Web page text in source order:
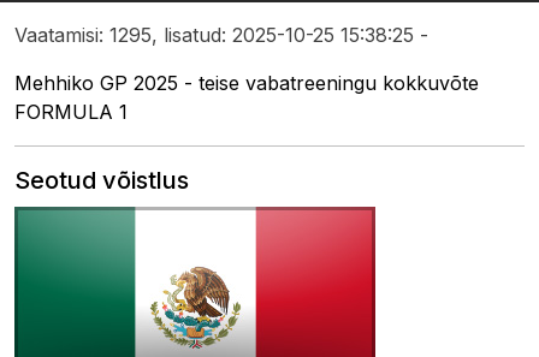
Vaatamisi: 1295, lisatud: 2025-10-25 15:38:25 -
Mehhiko GP 2025 - teise vabatreeningu kokkuvõte
FORMULA 1
Seotud võistlus